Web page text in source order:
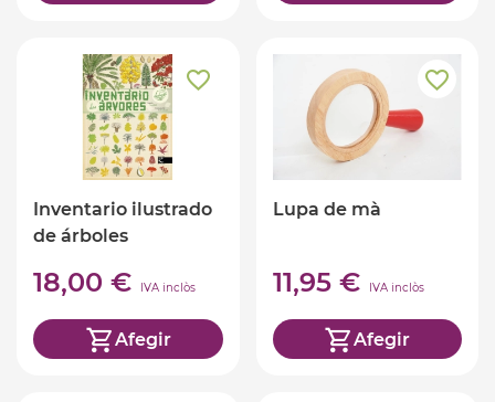
Inventario ilustrado
de árboles
18,00 € IVA inclòs
Afegir
Lupa de mà
11,95 € IVA inclòs
Afegir